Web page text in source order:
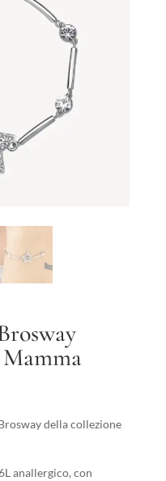
€.
della collezione
anallergico, con